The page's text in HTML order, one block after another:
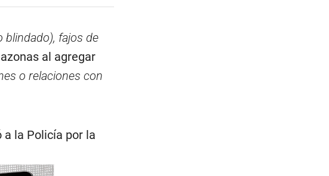
blindado), fajos de
al agregar
o relaciones con
a la Policía por la